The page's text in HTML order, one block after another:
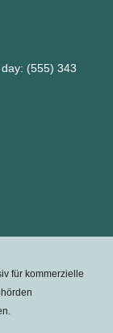
(555) 343
für kommerzielle